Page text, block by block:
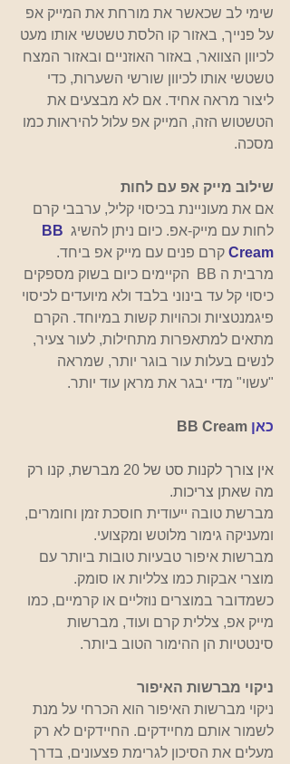
שימי לב שכאשר את מורחת את המייק אפ
על פנייך, באזור קו הלסת טשטשי אותו מעט
לכיוון הצוואר, באזור האוזניים ובאזור המצח
טשטשי אותו לכיוון שורשי השערות, כדי
ליצור מראה אחיד. אם לא מבצעים את
הטשטוש הזה, המייק אפ עלול להיראות כמו
מסכה.
שילוב מייק אפ עם לחות
אם את מעוניינת בכיסוי קליל, ערבבי קרם
לחות עם מייק-אפ. כיום ניתן להשיג BB
Cream קרם פנים עם מייק אפ ביחד.
מרבית ה BB  הקיימים כיום בשוק מספקים
כיסוי קל עד בינוני בלבד ולא מיועדים לכיסוי
פיגמנטציות וכהויות קשות במיוחד. הקרם
מתאים למתאפרות מתחילות, לעור צעיר,
לנשים בעלות עור בוגר יותר, שמראה
"עשוי" מדי יבגר את מראן עוד יותר.
BB Cream כאן
אין צורך לקנות סט של 20 מברשת, קנו רק
מה שאתן צריכות.
מברשת טובה ייעודית חוסכת זמן וחומרים,
ומעניקה גימור מלוטש ומקצועי.
מברשות איפור טבעיות טובות ביותר עם
מוצרי אבקות כמו צלליות או סומק.
כשמדובר במוצרים נוזליים או קרמיים, כמו
מייק אפ, צללית קרם ועוד, מברשות
סינטטיות הן ההימור הטוב ביותר.
ניקוי מברשות האיפור
ניקוי מברשות האיפור הוא הכרחי על מנת
לשמור אותם מחיידקים. החיידקים לא רק
מעלים את הסיכון לגרימת פצעונים, בדרך